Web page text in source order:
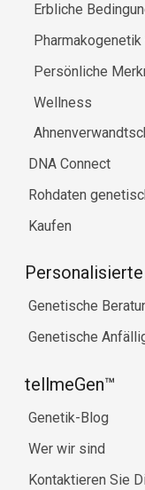
Erbliche
Pharmakogenetik
Persönliche
Wellness
DNA Connect
Rohdaten
Kaufen
Personalisierte
Genetische
Genetische
tellmeGen™
Genetik-Blog
Wer wir sind
Kontaktieren Sie